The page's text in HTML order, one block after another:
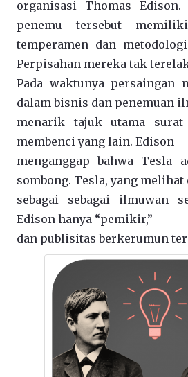
organisasi Thomas Edison.
penemu tersebut
temperamen dan
Perpisahan mereka tak
Pada waktunya persaingan
dalam bisnis dan penemuan
menarik tajuk utama surat
membenci yang lain. Edison
menganggap bahwa Tesla
sombong. Tesla, yang
sebagai sebagai ilmuwan
Edison hanya “pemikir,”
dan publisitas berkerumun